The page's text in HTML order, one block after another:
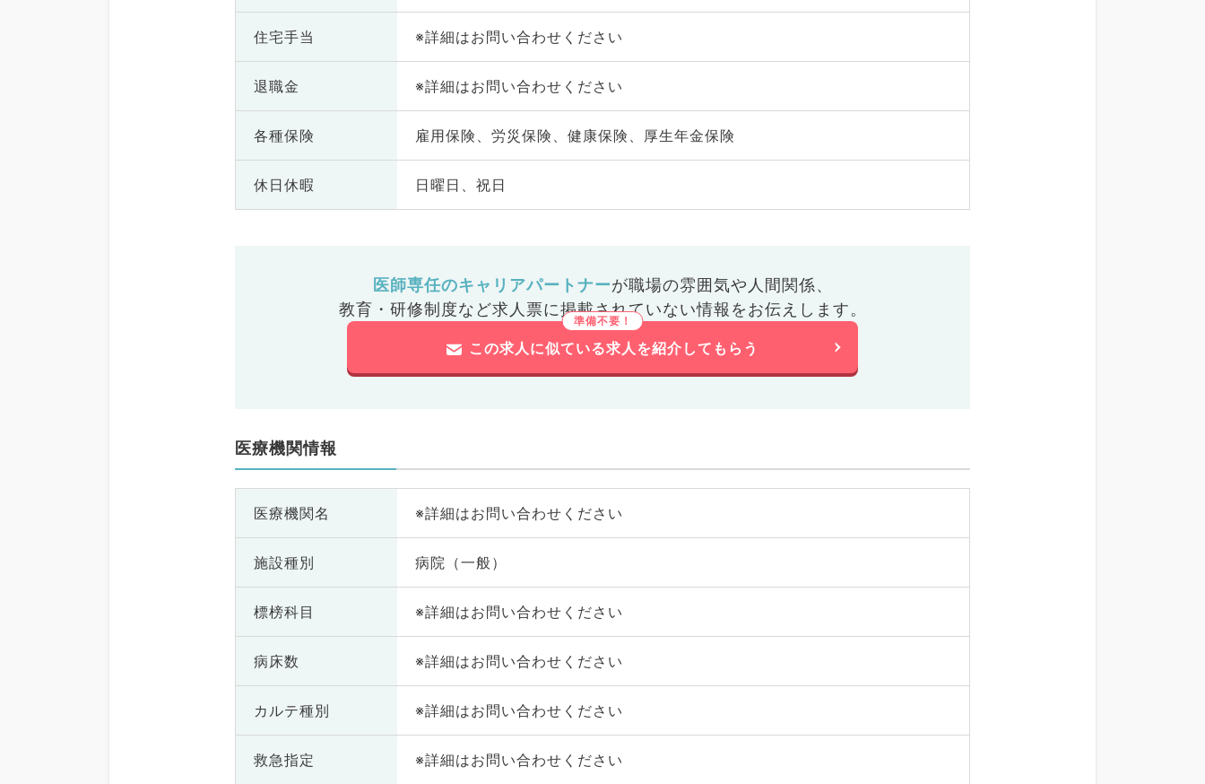
住宅手当 ※詳細はお問い合わせください
退職金 ※詳細はお問い合わせください
各種保険 雇用保険、労災保険、健康保険、厚生年金保険
休日休暇 日曜日、祝日
医師専任のキャリアパートナーが職場の雰囲気や人間関係、
教育・研修制度など求人票に掲載されていない情報をお伝えします。
この求人に似ている求人を紹介してもらう
医療機関情報
医療機関名 ※詳細はお問い合わせください
施設種別 病院（一般）
標榜科目 ※詳細はお問い合わせください
病床数 ※詳細はお問い合わせください
カルテ種別 ※詳細はお問い合わせください
救急指定 ※詳細はお問い合わせください